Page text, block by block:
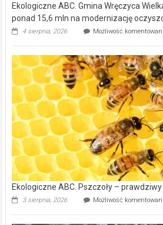
Ekologiczne ABC. Gmina Wręczyca
ponad 15,6 mln na modernizację
4 sierpnia, 2026 Możliwość
Ekologiczne ABC. Pszczoły –
3 sierpnia, 2026 Możliwość